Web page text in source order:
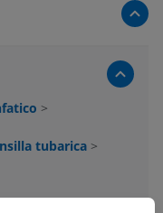
>
tubarica >
strutture